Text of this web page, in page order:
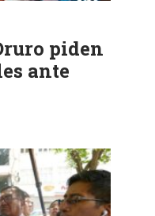
piden
ante